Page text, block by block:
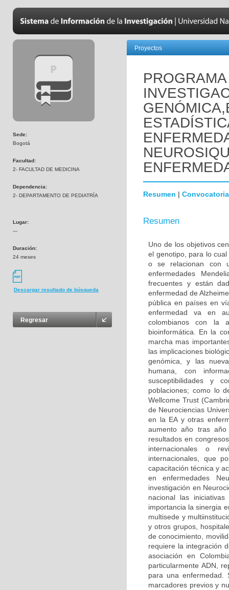
Sede:
Bogotá
Facultad:
2- FACULTAD DE MEDICINA
Dependencia:
2- DEPARTAMENTO DE PEDIATRÍA
Lugar:
---
Duración:
24 meses
Descargar resultado de búsqueda
Regresar
Proyectos
Resumen | Convocatoria
Resumen
Uno de los objetivos
el genotipo, para lo
o se relacionan con
enfermedades
frecuentes y están
enfermedad de
pública en países en
enfermedad va en
colombianos con la
bioinformática. En la
marcha mas
las implicaciones
genómica, y las
humana, con
susceptibilidades y
poblaciones; como lo
Wellcome Trust
de Neurociencias
en la EA y otras
aumento año tras año
resultados en
internacionales o
internacionales, que
capacitación técnica y
en enfermedades
investigación en
nacional las
importancia la sinergia
multisede y
y otros grupos,
de conocimiento,
requiere la integración
asociación en
particularmente ADN,
para una enfermedad.
marcadores previos y